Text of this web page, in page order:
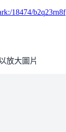
18474/b2q23rn8f
放大圖片